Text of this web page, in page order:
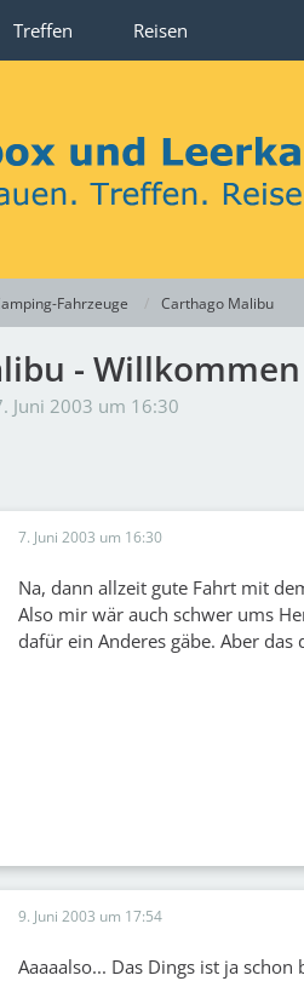
Treffen Reisen
Fahrzeuge Carthago Malibu
-
Juni 2003 um 16:30
7. Juni 2003 um 16:30
Na, dann allzeit gute Fahrt mit
Also mir wär auch schwer ums
dafür ein Anderes gäbe. Aber das
9. Juni 2003 um 17:54
Aaaaalso... Das Dings ist ja